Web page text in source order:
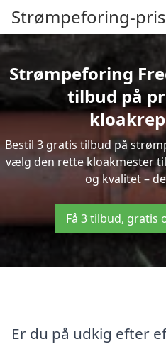
Strømpeforing-
Strømpeforing
tilbud på
Bestil 3 gratis tilbud på
vælg den rette kloakmester
og kvalitet –
Få 3 tilbud, gratis
Er du på udkig efter